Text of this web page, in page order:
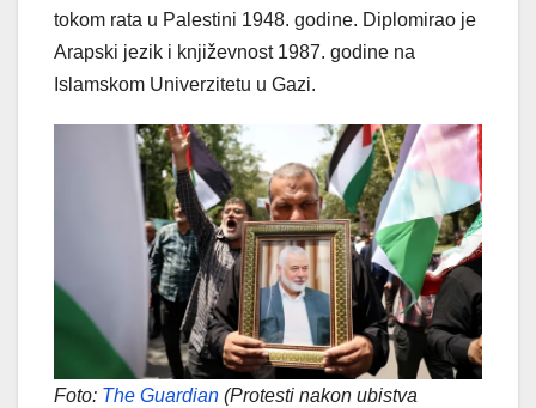
tokom rata u Palestini 1948. godine. Diplomirao je
Arapski jezik i književnost 1987. godine na
Islamskom Univerzitetu u Gazi.
Foto: The Guardian (Protesti nakon ubistva